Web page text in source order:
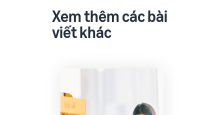
Xem thêm các bài
viết khác